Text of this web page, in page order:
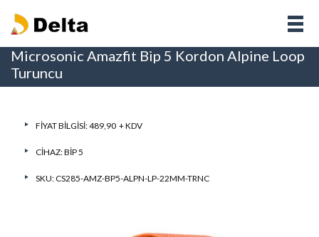
Microsonic Amazfit Bip 5 Kordon Alpine Loop
Turuncu
FIYAT BILGISI: 489,90 + KDV
CIHAZ:BIP 5
SKU: CS285-AMZ-BP5-ALPN-LP-22MM-TRNC